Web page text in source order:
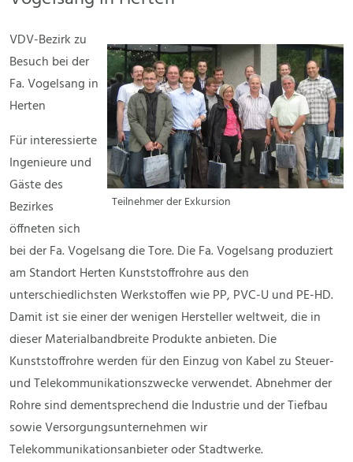
Teilnehmer der Exkursion
VDV-Bezirk zu
Besuch bei der
Fa. Vogelsang in
Herten
Für interessierte
Ingenieure und
Gäste des
Bezirkes
öffneten sich
bei der Fa. Vogelsang die Tore. Die Fa. Vogelsang produziert
am Standort Herten Kunststoffrohre aus den
unterschiedlichsten Werkstoffen wie PP, PVC-U und PE-HD.
Damit ist sie einer der wenigen Hersteller weltweit, die in
dieser Materialbandbreite Produkte anbieten. Die
Kunststoffrohre werden für den Einzug von Kabel zu Steuer-
und Telekommunikationszwecke verwendet. Abnehmer der
Rohre sind dementsprechend die Industrie und der Tiefbau
sowie Versorgungsunternehmen wir
Telekommunikationsanbieter oder Stadtwerke.